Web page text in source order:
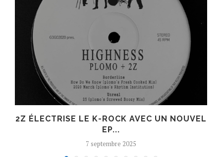
2Z ÉLECTRISE LE K-ROCK AVEC UN NOUVEL
EP...
7 septembre 2025